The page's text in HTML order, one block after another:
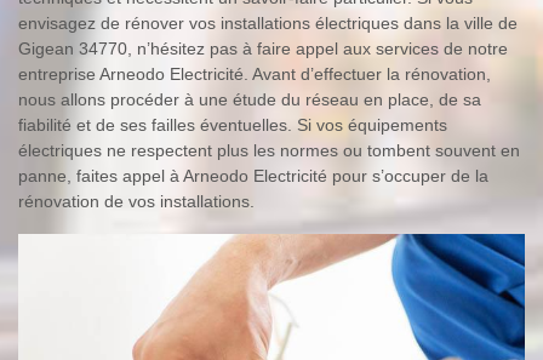
envisagez de rénover vos installations électriques dans la ville de
Gigean 34770, n’hésitez pas à faire appel aux services de notre
entreprise Arneodo Electricité. Avant d’effectuer la rénovation,
nous allons procéder à une étude du réseau en place, de sa
fiabilité et de ses failles éventuelles. Si vos équipements
électriques ne respectent plus les normes ou tombent souvent en
panne, faites appel à Arneodo Electricité pour s’occuper de la
rénovation de vos installations.